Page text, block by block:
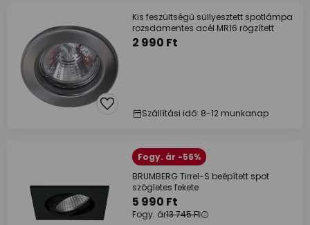
Kis feszültségű süllyesztett spotlámpa
rozsdamentes acél MR16 rögzített
2 990 Ft
Szállítási idő: 8-12 munkanap
Fogy. ár -56%
BRUMBERG Tirrel-S beépített spot
szögletes fekete
5 990 Ft
Fogy. ár13 745 Ft